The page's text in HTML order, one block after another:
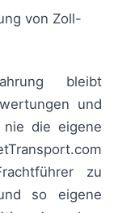
von Zoll-
bleibt
und
nie die eigene
zu
so eigene